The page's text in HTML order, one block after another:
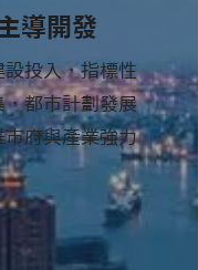
導開發
設投入，指標性
，都市計劃發展
市府與產業強力